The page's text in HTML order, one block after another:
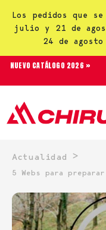
Los pedidos que
julio y 21 de
24 de
NUEVO CATÁLOGO 2026 »
Actualidad >
5 Webs para